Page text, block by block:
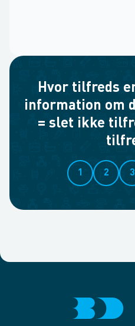
Hvor tilfreds
information om
= slet ikke
1 2 3